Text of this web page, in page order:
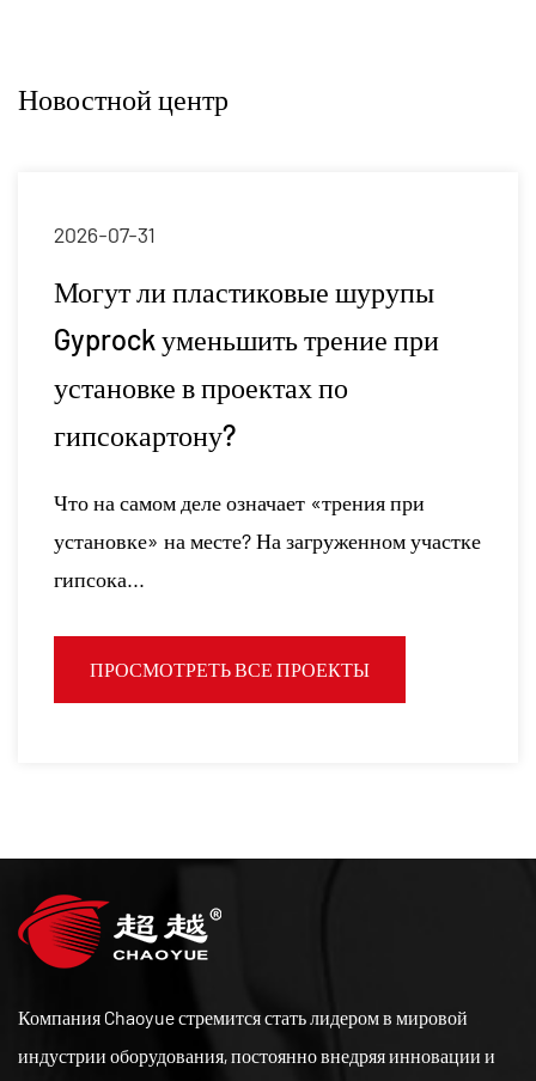
которые обрабатывают ежедневный объем
доставляются в течение 8 дней, что
обеспечивает стабильную и своевременную
доставку. Компания придерживается
клиентоориентированной философии бизнеса,
постоянно оптимизируя и внедряя инновации
для удовлетворения потребностей рынка. Мы
существующих клиентов посетить наш завод и
изучить возможности для бизнеса.
Новостной центр
шурупы
трение при
по
«трения при
На загруженном участке
ПРОЕКТЫ
Понимание
бетонные
Компания Chaoyue стремится стать лидером в мировой
индустрии оборудования, постоянно внедряя инновации и